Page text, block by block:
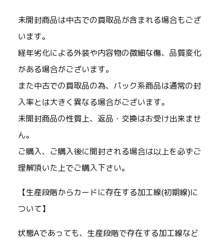
未開封商品は中古での買取品が含まれる場合もござ
います。
経年劣化による外装や内容物の微細な傷、品質変化
がある場合がございます。
また中古での買取品の為、パック系商品は通常の封
入率とは大きく異なる場合がございます。
未開封商品の性質上、返品・交換はお受け出来ませ
ん。
ご購入、ご購入後に開封される場合は以上を必ずご
理解頂いた上でご購入下さい。
【生産段階からカードに存在する加工線(初期線)に
ついて】
状態Aであっても、生産段階で存在する加工線など